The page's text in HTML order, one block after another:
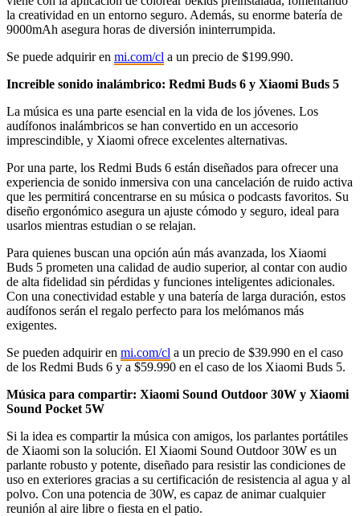
la creatividad en un entorno seguro. Además, su enorme batería de
9000mAh asegura horas de diversión ininterrumpida.
Se puede adquirir en mi.com/cl a un precio de $199.990.
Increible sonido inalámbrico: Redmi Buds 6 y Xiaomi Buds 5
La música es una parte esencial en la vida de los jóvenes. Los
audífonos inalámbricos se han convertido en un accesorio
imprescindible, y Xiaomi ofrece excelentes alternativas.
Por una parte, los Redmi Buds 6 están diseñados para ofrecer una
experiencia de sonido inmersiva con una cancelación de ruido activa
que les permitirá concentrarse en su música o podcasts favoritos. Su
diseño ergonómico asegura un ajuste cómodo y seguro, ideal para
usarlos mientras estudian o se relajan.
Para quienes buscan una opción aún más avanzada, los Xiaomi
Buds 5 prometen una calidad de audio superior, al contar con audio
de alta fidelidad sin pérdidas y funciones inteligentes adicionales.
Con una conectividad estable y una batería de larga duración, estos
audífonos serán el regalo perfecto para los melómanos más
exigentes.
Se pueden adquirir en mi.com/cl a un precio de $39.990 en el caso
de los Redmi Buds 6 y a $59.990 en el caso de los Xiaomi Buds 5.
Música para compartir: Xiaomi Sound Outdoor 30W y Xiaomi
Sound Pocket 5W
Si la idea es compartir la música con amigos, los parlantes portátiles
de Xiaomi son la solución. El Xiaomi Sound Outdoor 30W es un
parlante robusto y potente, diseñado para resistir las condiciones de
uso en exteriores gracias a su certificación de resistencia al agua y al
polvo. Con una potencia de 30W, es capaz de animar cualquier
reunión al aire libre o fiesta en el patio.